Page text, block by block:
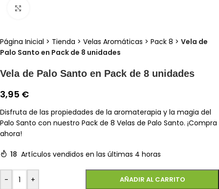
Página Inicial > Tienda > Velas Aromáticas > Pack 8 > Vela de
Palo Santo en Pack de 8 unidades
Vela de Palo Santo en Pack de 8 unidades
3,95 €
Disfruta de las propiedades de la aromaterapia y la magia del
Palo Santo con nuestro Pack de 8 Velas de Palo Santo. ¡Compra
ahora!
18 Artículos vendidos en las últimas 4 horas
- + AÑADIR AL CARRITO